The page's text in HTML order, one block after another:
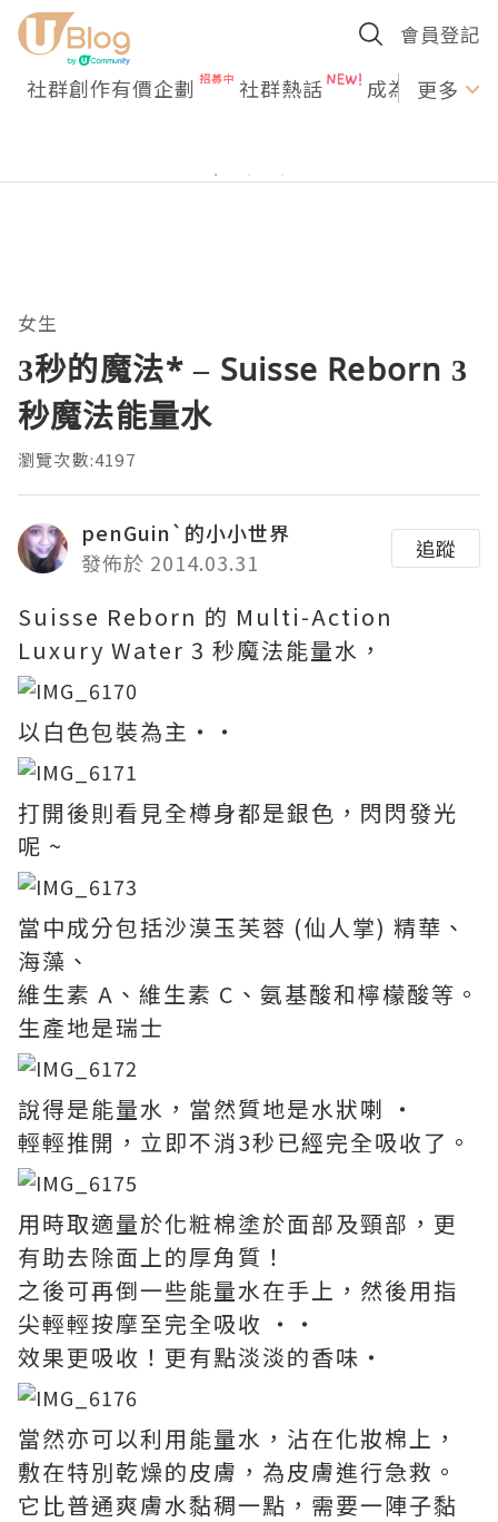
會員登記
社群創作有價企劃 社群熱話 成為U更多
女生
3秒的魔法* – Suisse Reborn 3
秒魔法能量水
瀏覽次數:4197
penGuin`的小小世界
發佈於 2014.03.31
追蹤
Suisse Reborn 的 Multi-Action
Luxury Water 3 秒魔法能量水，
以白色包裝為主‧‧
打開後則看見全樽身都是銀色，閃閃發光
呢 ~
當中成分包括沙漠玉芙蓉 (仙人掌) 精華、
海藻、
維生素 A、維生素 C、氨基酸和檸檬酸等。
生產地是瑞士
說得是能量水，當然質地是水狀喇 ‧
輕輕推開，立即不消3秒已經完全吸收了。
用時取適量於化粧棉塗於面部及頸部，更
有助去除面上的厚角質！
之後可再倒一些能量水在手上，然後用指
尖輕輕按摩至完全吸收 ‧‧
效果更吸收！更有點淡淡的香味‧
當然亦可以利用能量水，沾在化妝棉上，
敷在特別乾燥的皮膚，為皮膚進行急救。
它比普通爽膚水黏稠一點，需要一陣子黏